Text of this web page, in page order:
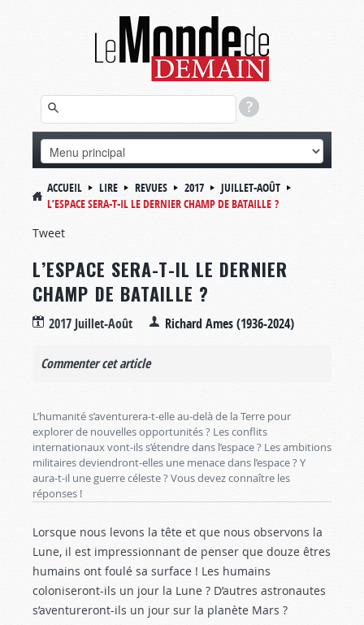
ACCUEIL LIRE REVUES 2017
JUILLET-AOÛT
L’ESPACE SERA-T-IL LE DERNIER CHAMP DE BATAILLE ?
Tweet
L’ESPACE SERA-T-IL LE DERNIER
CHAMP DE BATAILLE ?
2017 Juillet-Août Richard Ames (1936-2024)
Commenter cet article
L’humanité s’aventurera-t-elle au-delà de la Terre pour
explorer de nouvelles opportunités ? Les conflits
internationaux vont-ils s’étendre dans l’espace ? Les ambitions
militaires deviendront-elles une menace dans l’espace ? Y
aura-t-il une guerre céleste ? Vous devez connaître les
réponses !
Lorsque nous levons la tête et que nous observons la
Lune, il est impressionnant de penser que douze êtres
humains ont foulé sa surface ! Les humains
coloniseront-ils un jour la Lune ? D’autres astronautes
s’aventureront-ils un jour sur la planète Mars ?